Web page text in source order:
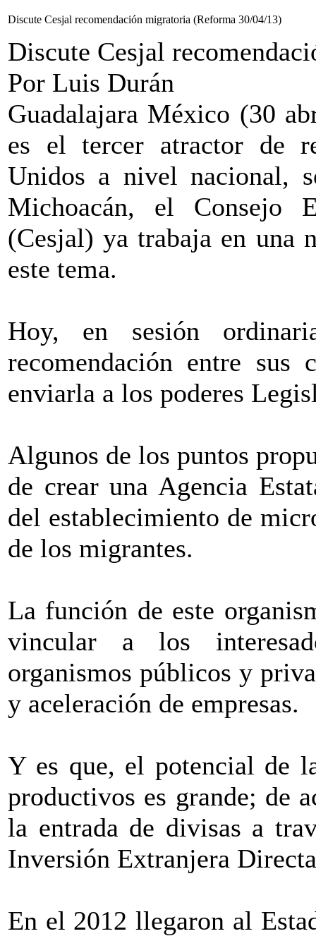
Discute Cesjal recomendación migratoria (Reforma 30/04/13)
Discute Cesjal
Por Luis Durán
Guadalajara México (30
es el tercer atractor de
Unidos a nivel nacional,
Michoacán, el Consejo
(Cesjal) ya trabaja en una
este tema.
Hoy, en sesión
recomendación entre sus
enviarla a los poderes
Algunos de los puntos
de crear una Agencia
del establecimiento de
de los migrantes.
La función de este
vincular a los
organismos públicos y
y aceleración de empresas.
Y es que, el potencial de
productivos es grande; de
la entrada de divisas a
Inversión Extranjera
En el 2012 llegaron al